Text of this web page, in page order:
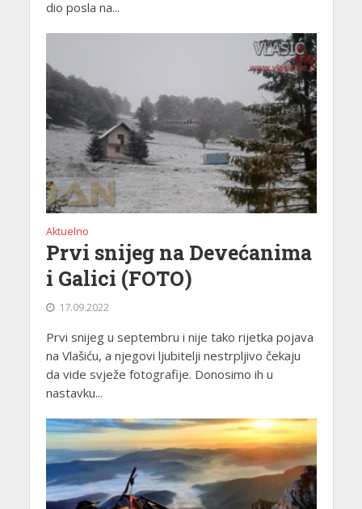
dio posla na...
Aktuelno
Prvi snijeg na Devećanima
i Galici (FOTO)
17.09.2022
Prvi snijeg u septembru i nije tako rijetka pojava
na Vlašiću, a njegovi ljubitelji nestrpljivo čekaju
da vide svježe fotografije. Donosimo ih u
nastavku...